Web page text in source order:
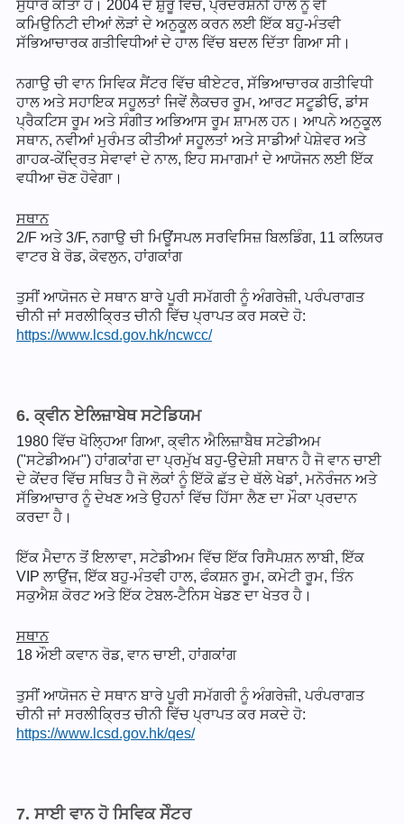
ਸੁਧਾਰ ਕੀਤਾ ਹੈ। 2004 ਦੇ ਸ਼ੁਰੂ ਵਿੱਚ, ਪ੍ਰਦਰਸ਼ਨੀ ਹਾਲ ਨੂੰ ਵੀ
ਕਮਿਉਨਿਟੀ ਦੀਆਂ ਲੋੜਾਂ ਦੇ ਅਨੁਕੂਲ ਕਰਨ ਲਈ ਇੱਕ ਬਹੁ-ਮੰਤਵੀ
ਸੱਭਿਆਚਾਰਕ ਗਤੀਵਿਧੀਆਂ ਦੇ ਹਾਲ ਵਿੱਚ ਬਦਲ ਦਿੱਤਾ ਗਿਆ ਸੀ।
ਨਗਾਉ ਚੀ ਵਾਨ ਸਿਵਿਕ ਸੈਂਟਰ ਵਿੱਚ ਥੀਏਟਰ, ਸੱਭਿਆਚਾਰਕ ਗਤੀਵਿਧੀ
ਹਾਲ ਅਤੇ ਸਹਾਇਕ ਸਹੂਲਤਾਂ ਜਿਵੇਂ ਲੈਕਚਰ ਰੂਮ, ਆਰਟ ਸਟੂਡੀਓ, ਡਾਂਸ
ਪ੍ਰੈਕਟਿਸ ਰੂਮ ਅਤੇ ਸੰਗੀਤ ਅਭਿਆਸ ਰੂਮ ਸ਼ਾਮਲ ਹਨ। ਆਪਨੇ ਅਨੁਕੂਲ
ਸਥਾਨ, ਨਵੀਆਂ ਮੁਰੰਮਤ ਕੀਤੀਆਂ ਸਹੂਲਤਾਂ ਅਤੇ ਸਾਡੀਆਂ ਪੇਸ਼ੇਵਰ ਅਤੇ
ਗਾਹਕ-ਕੇਂਦ੍ਰਿਤ ਸੇਵਾਵਾਂ ਦੇ ਨਾਲ, ਇਹ ਸਮਾਗਮਾਂ ਦੇ ਆਯੋਜਨ ਲਈ ਇੱਕ
ਵਧੀਆ ਚੋਣ ਹੋਵੇਗਾ।
ਸਥਾਨ
2/F ਅਤੇ 3/F, ਨਗਾਉ ਚੀ ਮਿਊਂਸਪਲ ਸਰਵਿਸਿਜ਼ ਬਿਲਡਿੰਗ, 11 ਕਲਿਯਰ
ਵਾਟਰ ਬੇ ਰੋਡ, ਕੋਵਲੁਨ, ਹਾਂਗਕਾਂਗ
ਤੁਸੀਂ ਆਯੋਜਨ ਦੇ ਸਥਾਨ ਬਾਰੇ ਪੂਰੀ ਸਮੱਗਰੀ ਨੂੰ ਅੰਗਰੇਜ਼ੀ, ਪਰੰਪਰਾਗਤ
ਚੀਨੀ ਜਾਂ ਸਰਲੀਕ੍ਰਿਤ ਚੀਨੀ ਵਿੱਚ ਪ੍ਰਾਪਤ ਕਰ ਸਕਦੇ ਹੋ:
https://www.lcsd.gov.hk/ncwcc/
6. ਕ੍ਵੀਨ ਏਲਿਜ਼ਾਬੇਥ ਸਟੇਡਿਯਮ
1980 ਵਿੱਚ ਖੋਲ੍ਹਿਆ ਗਿਆ, ਕ੍ਵੀਨ ਐਲਿਜ਼ਾਬੈਥ ਸਟੇਡੀਅਮ
("ਸਟੇਡੀਅਮ") ਹਾਂਗਕਾਂਗ ਦਾ ਪ੍ਰਮੁੱਖ ਬਹੁ-ਉਦੇਸ਼ੀ ਸਥਾਨ ਹੈ ਜੋ ਵਾਨ ਚਾਈ
ਦੇ ਕੇਂਦਰ ਵਿੱਚ ਸਥਿਤ ਹੈ ਜੋ ਲੋਕਾਂ ਨੂੰ ਇੱਕੋ ਛੱਤ ਦੇ ਥੱਲੇ ਖੇਡਾਂ, ਮਨੋਰੰਜਨ ਅਤੇ
ਸੱਭਿਆਚਾਰ ਨੂੰ ਦੇਖਣ ਅਤੇ ਉਹਨਾਂ ਵਿੱਚ ਹਿੱਸਾ ਲੈਣ ਦਾ ਮੌਕਾ ਪ੍ਰਦਾਨ
ਕਰਦਾ ਹੈ।
ਇੱਕ ਮੈਦਾਨ ਤੋਂ ਇਲਾਵਾ, ਸਟੇਡੀਅਮ ਵਿੱਚ ਇੱਕ ਰਿਸੈਪਸ਼ਨ ਲਾਬੀ, ਇੱਕ
VIP ਲਾਉਂਜ, ਇੱਕ ਬਹੁ-ਮੰਤਵੀ ਹਾਲ, ਫੰਕਸ਼ਨ ਰੂਮ, ਕਮੇਟੀ ਰੂਮ, ਤਿੰਨ
ਸਕੁਐਸ਼ ਕੋਰਟ ਅਤੇ ਇੱਕ ਟੇਬਲ-ਟੈਨਿਸ ਖੇਡਣ ਦਾ ਖੇਤਰ ਹੈ।
ਸਥਾਨ
18 ਔਈ ਕਵਾਨ ਰੋਡ, ਵਾਨ ਚਾਈ, ਹਾਂਗਕਾਂਗ
ਤੁਸੀਂ ਆਯੋਜਨ ਦੇ ਸਥਾਨ ਬਾਰੇ ਪੂਰੀ ਸਮੱਗਰੀ ਨੂੰ ਅੰਗਰੇਜ਼ੀ, ਪਰੰਪਰਾਗਤ
ਚੀਨੀ ਜਾਂ ਸਰਲੀਕ੍ਰਿਤ ਚੀਨੀ ਵਿੱਚ ਪ੍ਰਾਪਤ ਕਰ ਸਕਦੇ ਹੋ:
https://www.lcsd.gov.hk/qes/
7. ਸਾਈ ਵਾਨ ਹੋ ਸਿਵਿਕ ਸੇੰਟਰ